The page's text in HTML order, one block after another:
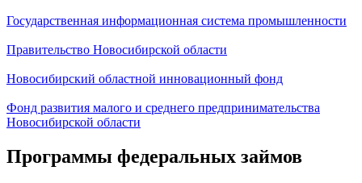
Государственная информационная система промышленности
Правительство Новосибирской области
Новосибирский областной инновационный фонд
Фонд развития малого и среднего предпринимательства
Новосибирской области
Программы федеральных займов